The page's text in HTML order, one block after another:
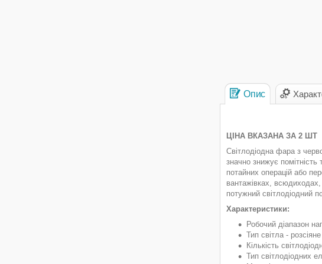
Опис
ЦІНА ВКАЗАНА ЗА 2 ШТ
Світлодіодна фара з
значно знижує
потайних операцій або
вантажівках, всюдиходах,
потужний світлодіодний
Характеристики:
Робочий діапазон
Тип світла -
Кількість
Тип світлодіодних